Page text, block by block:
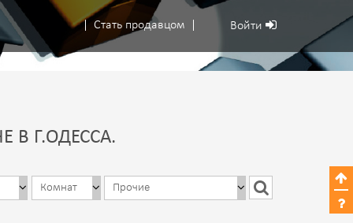
Стать продавцом Войти
В Г.ОДЕССА.